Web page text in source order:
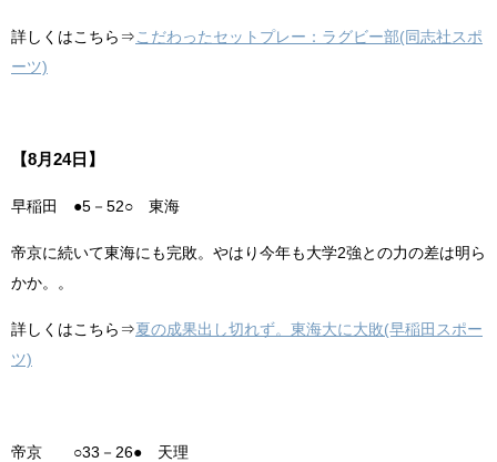
詳しくはこちら⇒ こだわったセットプレー：ラグビー部(同志社スポ
ーツ)
【8月24日】
早稲田 ●5－52○ 東海
帝京に続いて東海にも完敗。やはり今年も大学2強との力の差は明ら
かか。。
詳しくはこちら⇒夏の成果出し切れず。東海大に大敗(早稲田スポー
ツ)
帝京 ○33－26● 天理